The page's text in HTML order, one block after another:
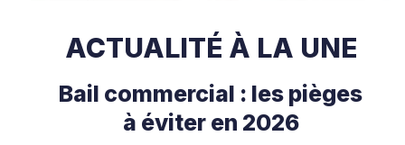
ACTUALITÉ À LA UNE
Bail commercial : les pièges
à éviter en 2026